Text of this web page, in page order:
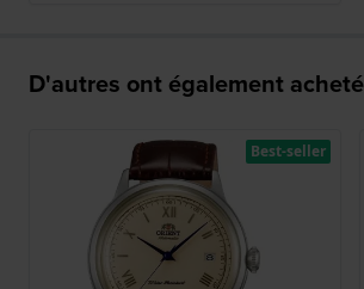
D'autres ont également acheté
Best-seller